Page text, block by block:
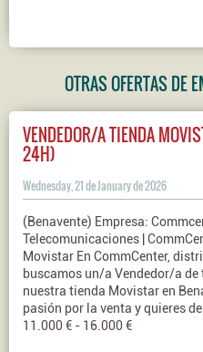
OTRAS OFERTAS DE
VENDEDOR/A TIENDA
24H)
Wednesday, 21 de January de 2026
(Benavente) Empresa:
Telecomunicaciones |
Movistar En CommCenter,
buscamos un/a Vendedor/a
nuestra tienda Movistar en
pasión por la venta y quieres
11.000 € - 16.000 €